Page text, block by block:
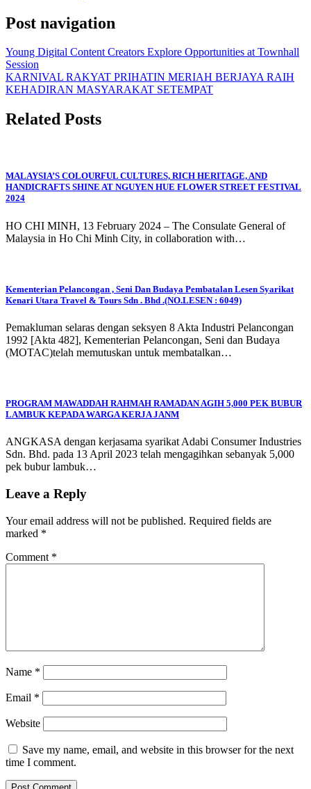
Post navigation
Young Digital Content Creators Explore Opportunities at Townhall
Session
KARNIVAL RAKYAT PRIHATIN MERIAH BERJAYA RAIH
KEHADIRAN MASYARAKAT SETEMPAT
Related Posts
MALAYSIA’S COLOURFUL CULTURES, RICH HERITAGE, AND
HANDICRAFTS SHINE AT NGUYEN HUE FLOWER STREET FESTIVAL
2024
HO CHI MINH, 13 February 2024 – The Consulate General of
Malaysia in Ho Chi Minh City, in collaboration with…
Kementerian Pelancongan , Seni Dan Budaya Pembatalan Lesen Syarikat
Kenari Utara Travel & Tours Sdn . Bhd .(NO.LESEN : 6049)
Pemakluman selaras dengan seksyen 8 Akta Industri Pelancongan
1992 [Akta 482], Kementerian Pelancongan, Seni dan Budaya
(MOTAC)telah memutuskan untuk membatalkan…
PROGRAM MAWADDAH RAHMAH RAMADAN AGIH 5,000 PEK BUBUR
LAMBUK KEPADA WARGA KERJA JANM
ANGKASA dengan kerjasama syarikat Adabi Consumer Industries
Sdn. Bhd. pada 13 April 2023 telah mengagihkan sebanyak 5,000
pek bubur lambuk…
Leave a Reply
Your email address will not be published. Required fields are
marked *
Comment *
Name *
Email *
Website
Save my name, email, and website in this browser for the next
time I comment.